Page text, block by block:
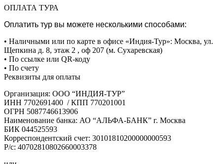
ОПЛАТА ТУРА
Оплатить тур вы можете несколькими способами:
• Наличными или по карте в офисе «Индия-Тур»: Москва, ул.
Щепкина д. 8, этаж 2 , оф 207 (м. Сухаревская)
• По ссылке или QR-коду
• По счету
Реквизиты для оплаты
Организация: ООО “ИНДИЯ-ТУР”
ИНН 7702691400 / КПП 770201001
ОГРН 5087746613906
Наименование банка: АО “АЛЬФА-БАНК” г. Москва
БИК 044525593
Корреспондентский счет: 30101810200000000593
Р/с: 40702810802660003378